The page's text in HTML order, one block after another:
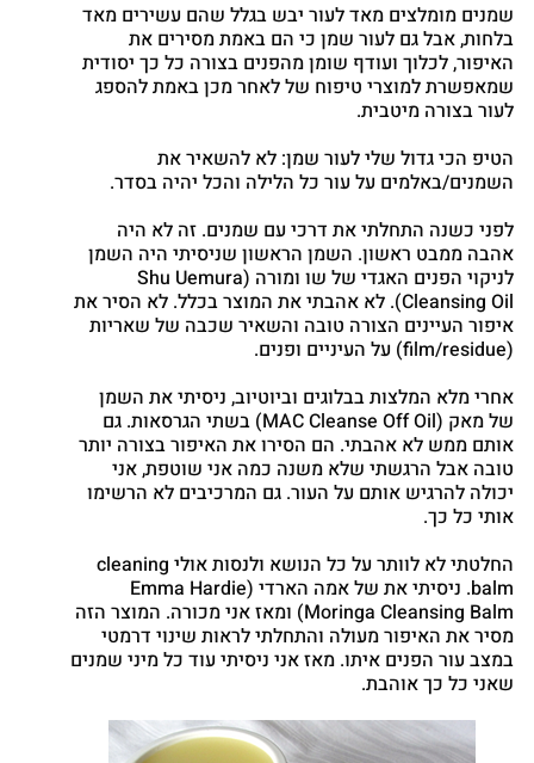
שמנים מומלצים מאד לעור יבש בגלל שהם עשירים מאד
בלחות, אבל גם לעור שמן כי הם באמת מסירים את
האיפור, לכלוך ועודף שומן מהפנים בצורה כל כך יסודית
שמאפשרת למוצרי טיפוח של לאחר מכן באמת להספג
לעור בצורה מיטבית.
הטיפ הכי גדול שלי לעור שמן: לא להשאיר את
השמנים/באלמים על עור כל הלילה והכל יהיה בסדר.
לפני כשנה התחלתי את דרכי עם שמנים. זה לא היה
אהבה ממבט ראשון. השמן הראשון שניסיתי היה השמן
לניקוי הפנים האגדי של שו ומורה (Shu Uemura
Cleansing Oil). לא אהבתי את המוצר בכלל. לא הסיר את
איפור העיינים הצורה טובה והשאיר שכבה של שאריות
(film/residue) על העיניים ופנים.
אחרי מלא המלצות בבלוגים וביוטיוב, ניסיתי את השמן
של מאק (MAC Cleanse Off Oil) בשתי הגרסאות. גם
אותם ממש לא אהבתי. הם הסירו את האיפור בצורה יותר
טובה אבל הרגשתי שלא משנה כמה אני שוטפת, אני
יכולה להרגיש אותם על העור. גם המרכיבים לא הרשימו
אותי כל כך.
החלטתי לא לוותר על כל הנושא ולנסות אולי cleaning
balm. ניסיתי את של אמה הארדי (Emma Hardie
Moringa Cleansing Balm) ומאז אני מכורה. המוצר הזה
מסיר את האיפור מעולה והתחלתי לראות שינוי דרמטי
במצב עור הפנים איתו. מאז אני ניסיתי עוד כל מיני שמנים
שאני כל כך אוהבת.